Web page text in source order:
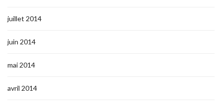
juillet 2014
juin 2014
mai 2014
avril 2014